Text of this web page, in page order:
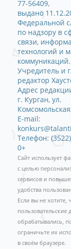
77-56409,
выдано
Федеральной
по надзору в
связи,
технологий и
коммуникаций.
Учредитель и
редактор
Адрес
г. Курган, ул.
E-mail:
Телефон:
0+
Сайт использует
с целью
сервисов и
удобства
Если вы не хотите,
пользовательские
обрабатывались,
ограничьте их
в своём браузере.